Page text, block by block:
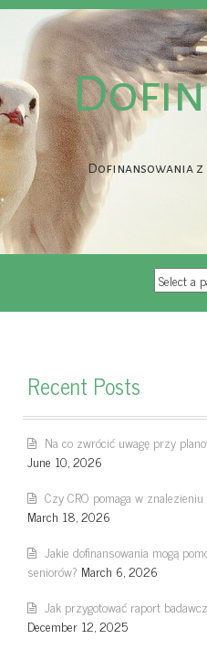
Dofinansowania z
SKIP
TO
Recent Posts
Na co zwrócić uwagę przy
June 10, 2026
Czy CRO pomaga w
March 18, 2026
Jakie dofinansowania mogą
seniorów? March 6, 2026
Jak przygotować raport
December 12, 2025